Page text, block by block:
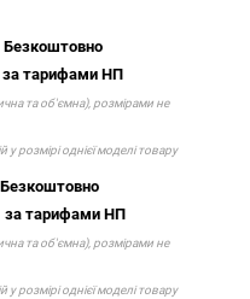
Безкоштовно
за тарифами НП
та об'ємна), розмірами не
розмірі однієї моделі товару
Безкоштовно
за тарифами НП
та об'ємна), розмірами не
розмірі однієї моделі товару